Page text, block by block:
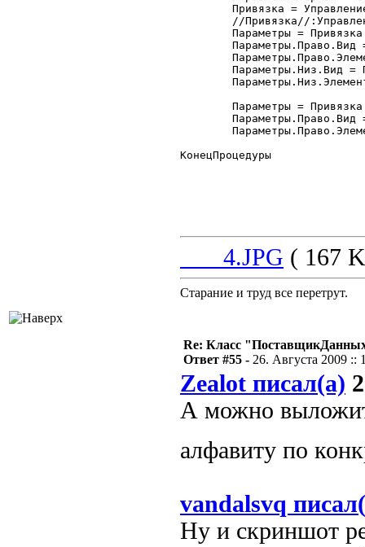
КонецПроцедуры
___4.JPG ( 167
Старание и труд все перетрут.
Re: Класс
Ответ #55 - 26. Августа 2009 ::
Zealot писал(а)
А можно
алфавиту по
vandalsvq
Ну и скриншот